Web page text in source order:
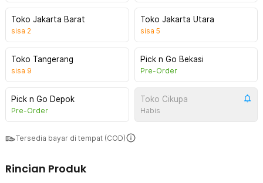
Toko Jakarta Barat
sisa 2
Toko Jakarta Utara
sisa 5
Toko Tangerang
sisa 9
Pick n Go Bekasi
Pre-Order
Pick n Go Depok
Pre-Order
Toko Cikupa
Habis
Tersedia bayar di tempat (COD)
Rincian Produk